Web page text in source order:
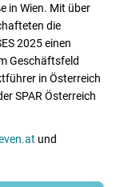
in Wien. Mit über
die
2025 einen
Geschäftsfeld
in Österreich
SPAR Österreich
und